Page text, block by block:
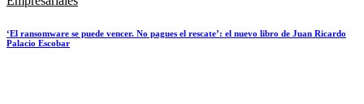
‘El ransomware se puede vencer. No pagues el rescate’: el nuevo libro de Juan Ricardo
Palacio Escobar